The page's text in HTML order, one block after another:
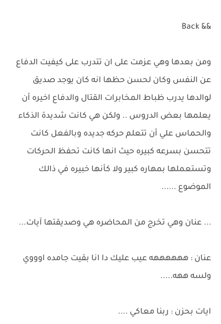
&& Back
ومن بعدها وهي عزمت على ان تتدرب على كيفيت الدفاع
عن النفس وكان لحسن حظها انه كان يوجد صديق
لوالدها يدرب ظباط المخابرات القتال والدفاع اخيره أن
يعلمها بعض الدروس .. ولكن هي كانت شديدة الذكاء
والحماس علي أن تتعلم حركه جديده وبالفعل كانت
تتحسن بسرعه كبيره حيث انها كانت تحفظ الحركات
وتستعملها بمهاره كبير ولا كأنها خبيره في ذالك
الموضوع ......
... عنان وهي تخرج من المحاضره هي وصديقتها آيات...
عنان : ههههههه عيب عليك دا انا بقيت جامده اوووي
ولسه ههه.....
ايات بحزن : ربنا معاكي ....